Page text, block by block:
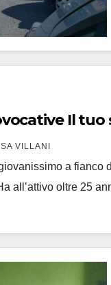
Il
VILLANI
a
all’attivo oltre 25